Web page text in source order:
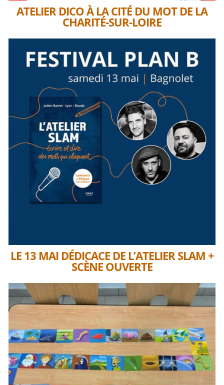
ATELIER DICO À LA CITÉ DU MOT DE LA
CHARITÉ-SUR-LOIRE
LE 13 MAI DÉDICACE DE L’ATELIER SLAM +
SCÈNE OUVERTE